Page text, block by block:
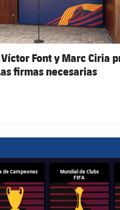
Font y Marc Ciria
firmas necesarias
de Campeones
Mundial de Clubs
FIFA